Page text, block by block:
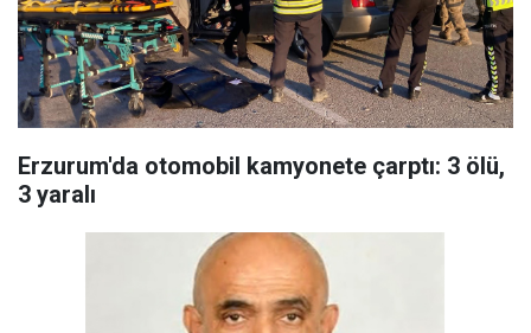
Erzurum'da otomobil kamyonete çarptı: 3 ölü,
3 yaralı